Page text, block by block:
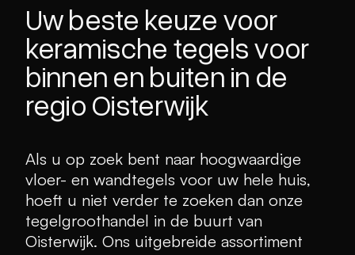
Uw beste keuze voor
keramische tegels voor
binnen en buiten in de
regio Oisterwijk
Als u op zoek bent naar hoogwaardige
vloer- en wandtegels voor uw hele huis,
hoeft u niet verder te zoeken dan onze
tegelgroothandel in de buurt van
Oisterwijk. Ons uitgebreide assortiment